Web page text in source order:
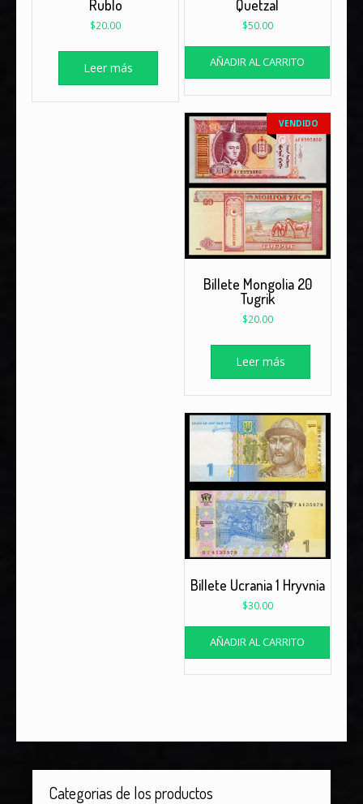
Rublo
$20.00
Leer más
Quetzal
$50.00
AÑADIR AL CARRITO
VENDIDO
Billete Mongolia 20
Tugrik
$20.00
Leer más
Billete Ucrania 1 Hryvnia
$30.00
AÑADIR AL CARRITO
Categorias de los productos